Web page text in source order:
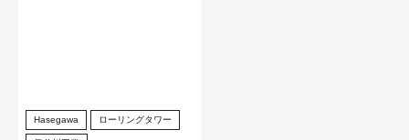
Hasegawa ローリングタワー